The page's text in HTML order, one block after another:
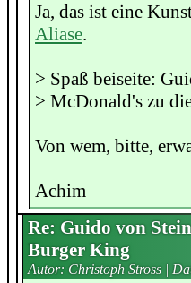
Ja, das ist eine
Aliase.
> Spaß beiseite:
> McDonald's zu
Von wem, bitte,
Achim
Re: Guido von
Burger King
Autor: Christoph Stross |